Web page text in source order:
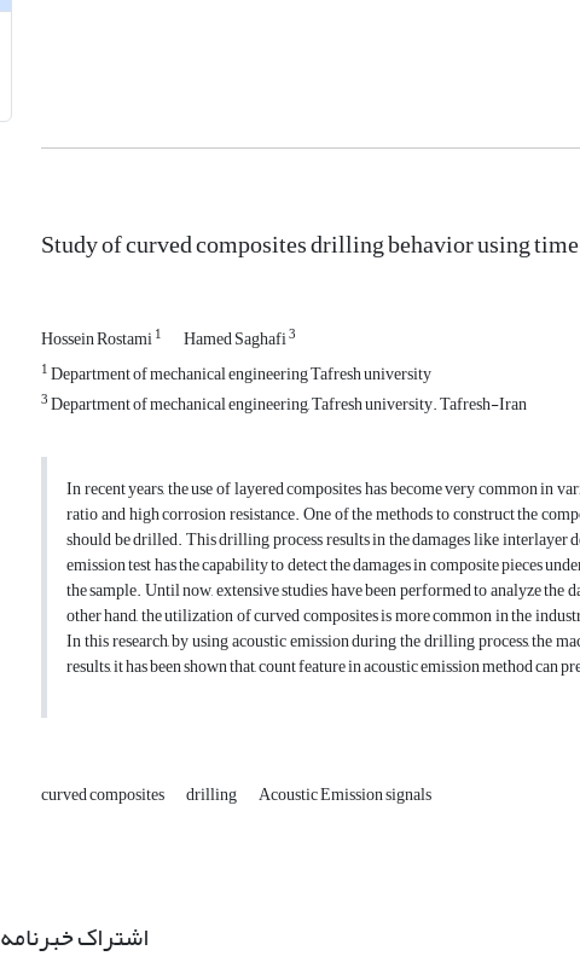
Study of curved composites drilling behavior using
Hossein Rostami1 Hamed Saghafi3
1Department of mechanical engineering Tafresh university
3Department of mechanical engineering, Tafresh university. Tafresh-Iran
In recent years, the use of layered composites has become very common in
ratio and high corrosion resistance. One of the methods to construct the
should be drilled. This drilling process results in the damages like
emission test has the capability to detect the damages in composite pieces
the sample. Until now, extensive studies have been performed to analyze
other hand, the utilization of curved composites is more common in the
In this research, by using acoustic emission during the drilling process, the
results, it has been shown that, count feature in acoustic emission method can
curved composites drilling Acoustic Emission signals
اشتراک خبرنامه